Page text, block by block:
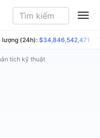
lượng (24h):$34,846,542,471
tích kỹ thuật